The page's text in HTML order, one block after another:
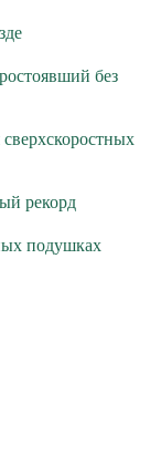
без
рекорд
подушках